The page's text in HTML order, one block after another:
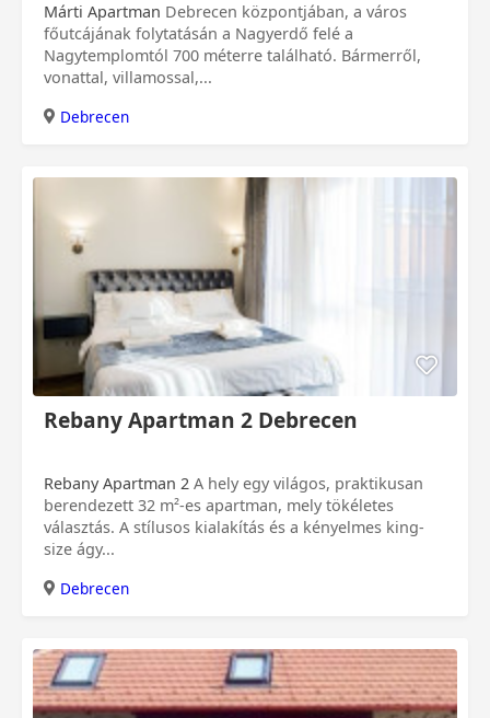
Márti Apartman
főutcájának folytatásán a Nagyerdő felé a
Nagytemplomtól 700 méterre található. Bármerről,
vonattal, villamossal,...
Debrecen
Rebany Apartman 2 Debrecen
Rebany Apartman 2
berendezett 32 m²-es apartman, mely tökéletes
választás. A stílusos kialakítás és a kényelmes king-
size ágy...
Debrecen